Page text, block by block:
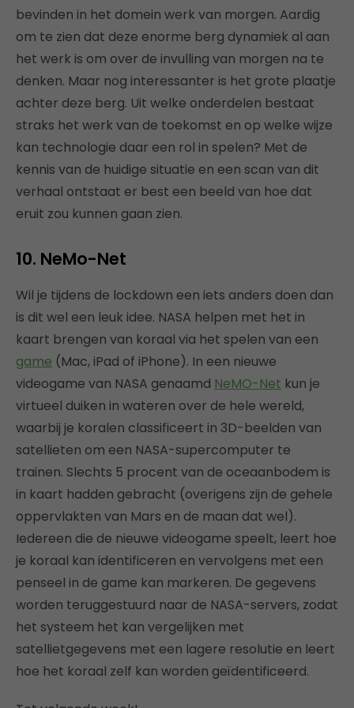
bevinden in het domein werk van morgen. Aardig
om te zien dat deze enorme berg dynamiek al aan
het werk is om over de invulling van morgen na te
denken. Maar nog interessanter is het grote plaatje
achter deze berg. Uit welke onderdelen bestaat
straks het werk van de toekomst en op welke wijze
kan technologie daar een rol in spelen? Met de
kennis van de huidige situatie en een scan van dit
verhaal ontstaat er best een beeld van hoe dat
eruit zou kunnen gaan zien.
10. NeMo-Net
Wil je tijdens de lockdown een iets anders doen dan
is dit wel een leuk idee. NASA helpen met het in
kaart brengen van koraal via het spelen van een
game (Mac, iPad of iPhone). In een nieuwe
videogame van NASA genaamd NeMO-Net kun je
virtueel duiken in wateren over de hele wereld,
waarbij je koralen classificeert in 3D-beelden van
satellieten om een NASA-supercomputer te
trainen. Slechts 5 procent van de oceaanbodem is
in kaart hadden gebracht (overigens zijn de gehele
oppervlakten van Mars en de maan dat wel).
Iedereen die de nieuwe videogame speelt, leert hoe
je koraal kan identificeren en vervolgens met een
penseel in de game kan markeren. De gegevens
worden teruggestuurd naar de NASA-servers, zodat
het systeem het kan vergelijken met
satellietgegevens met een lagere resolutie en leert
hoe het koraal zelf kan worden geïdentificeerd.